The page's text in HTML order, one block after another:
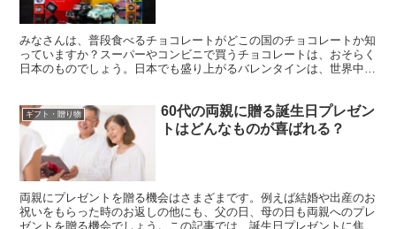
みなさんは、普段食べるチョコレートがどこの国のチョコレートか知
っていますか？スーパーやコンビニで買うチョコレートは、おそらく
日本のものでしょう。日本でも盛り上がるバレンタインは、世界中の
い味に出会えるチャンスなのです。日本のチョコレートとの味の違い
を楽しみながら、自分が特別だと感じるひと粒を大好きな彼に贈りま
しょう。
最終更新日：2021年1月18日
ギフト・贈り物
60代の両親に贈る誕生日プレゼン
トはどんなものが喜ばれる？
両親にプレゼントを贈る機会はさまざまです。例えば結婚や出産のお
祝いをもらった時のお返しの他にも、父の日、母の日も両親へのプレ
ゼントを贈る機会でしょう。この記事では、誕生日プレゼントに焦点